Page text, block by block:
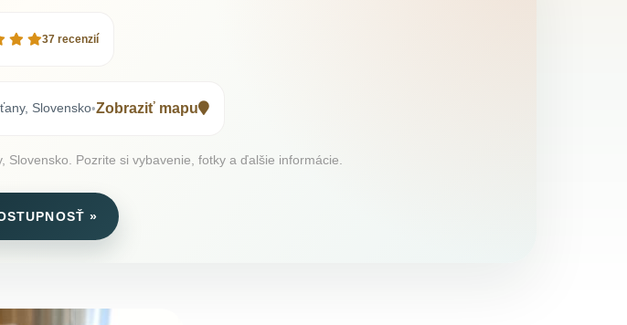
37 recenzií
Slovensko•Zobraziť mapu
Pozrite si vybavenie, fotky a ďalšie informácie.
»